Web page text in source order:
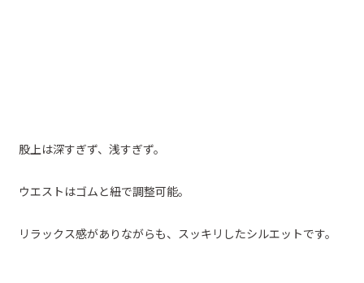
股上は深すぎず、浅すぎず。
ウエストはゴムと紐で調整可能。
リラックス感がありながらも、スッキリしたシルエットです。